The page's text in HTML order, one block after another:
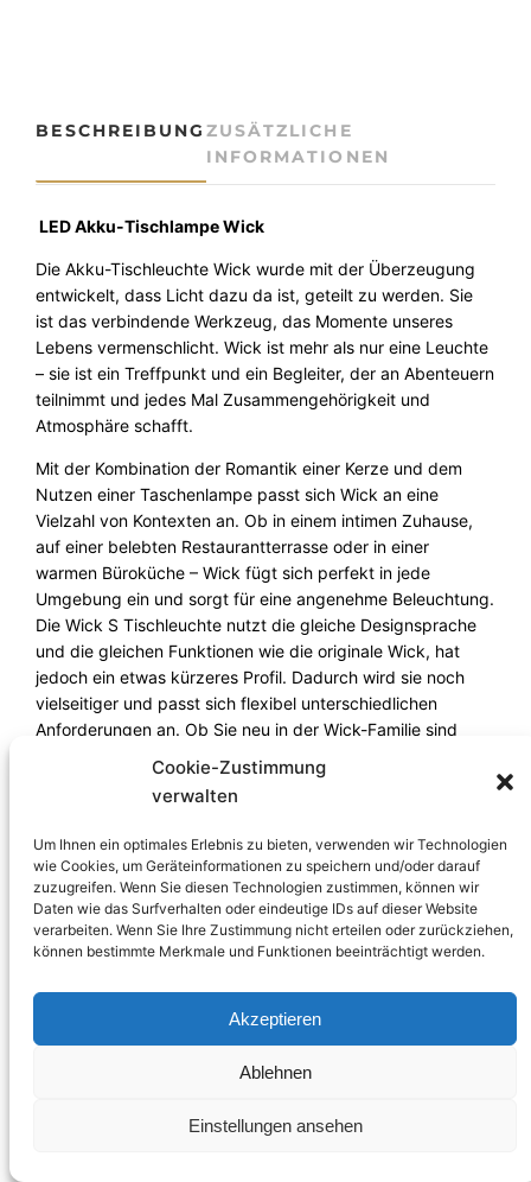
Cookie-Zustimmung
verwalten
Um Ihnen ein optimales Erlebnis zu bieten, verwenden wir Technologien
wie Cookies, um Geräteinformationen zu speichern und/oder darauf
zuzugreifen. Wenn Sie diesen Technologien zustimmen, können wir
Daten wie das Surfverhalten oder eindeutige IDs auf dieser Website
verarbeiten. Wenn Sie Ihre Zustimmung nicht erteilen oder zurückziehen,
können bestimmte Merkmale und Funktionen beeinträchtigt werden.
Akzeptieren
Ablehnen
Einstellungen ansehen
i
c
h
l
e
u
c
h
t
e
W
k
G
a
y
p
M
e
n
g
e
BESCHREIBUNG ZUSÄTZLICHE
INFORMATIONEN
LED Akku-Tischlampe Wick
Die Akku-Tischleuchte Wick wurde mit der Überzeugung
entwickelt, dass Licht dazu da ist, geteilt zu werden. Sie
ist das verbindende Werkzeug, das Momente unseres
Lebens vermenschlicht. Wick ist mehr als nur eine Leuchte
– sie ist ein Treffpunkt und ein Begleiter, der an Abenteuern
teilnimmt und jedes Mal Zusammengehörigkeit und
Atmosphäre schafft.
Mit der Kombination der Romantik einer Kerze und dem
Nutzen einer Taschenlampe passt sich Wick an eine
Vielzahl von Kontexten an. Ob in einem intimen Zuhause,
auf einer belebten Restaurantterrasse oder in einer
warmen Büroküche – Wick fügt sich perfekt in jede
Umgebung ein und sorgt für eine angenehme Beleuchtung.
Die Wick S Tischleuchte nutzt die gleiche Designsprache
und die gleichen Funktionen wie die originale Wick, hat
jedoch ein etwas kürzeres Profil. Dadurch wird sie noch
vielseitiger und passt sich flexibel unterschiedlichen
Anforderungen an. Ob Sie neu in der Wick-Familie sind
oder Wick S mit Ihren vorhandenen Dochten kombinieren
möchten, um mehr Dimension zu schaffen, wir freuen uns,
dieses schöne Produkt zu erweitern.
Mit Wick und Wick S haben Sie die Möglichkeit, die
Gegenwart achtsam zu beleuchten und eine einladende
Atmosphäre zu schaffen. Egal, ob Sie einen romantischen
Abend zu zweit planen oder Ihre Räume mit warmem Licht
erfüllen möchten, Wick ist der perfekte Begleiter für jede
Die LED Akku-Tischleuchte Wick Graypants ist das Must-
Have für alle, die stilvolles Design mit herausragender
dennoch eleganten Erscheinungsbild zieht sie nicht nur alle